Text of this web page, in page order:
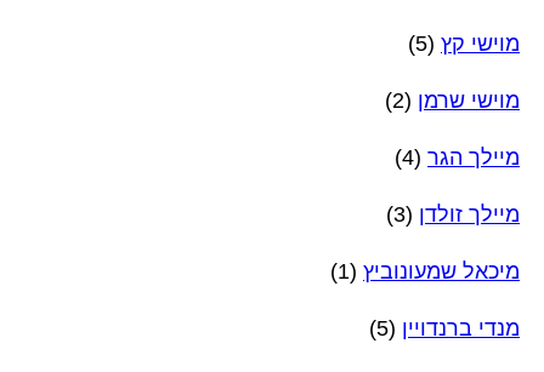
מוישי קץ (5)
מוישי שרמן (2)
מיילך הגר (4)
מיילך זולדן (3)
מיכאל שמעונוביץ (1)
מנדי ברנדויין (5)